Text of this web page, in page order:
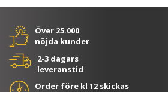
Över 25.000
nöjda kunder
2-3 dagars
leveranstid
Order före kl 12 skickas